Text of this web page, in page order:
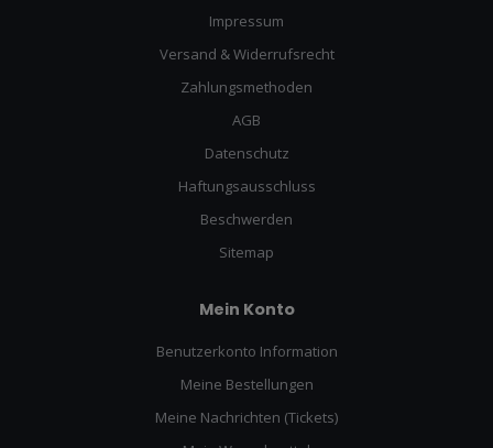
Impressum
Versand & Widerrufsrecht
Zahlungsmethoden
AGB
Datenschutz
Haftungsausschluss
Beschwerden
Sitemap
Mein Konto
Benutzerkonto Information
Meine Bestellungen
Meine Nachrichten (Tickets)